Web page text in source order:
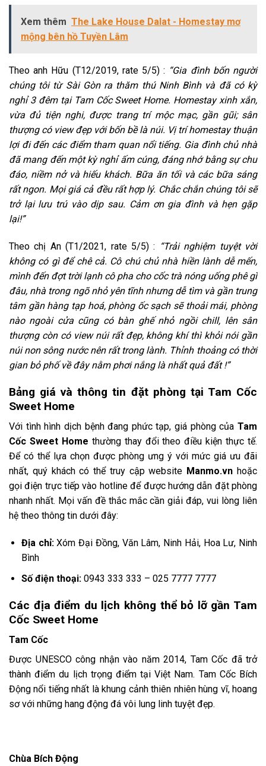
Xem thêm The Lake House Dalat - Homestay mơ
mộng bên hồ Tuyền Lâm
Theo anh Hữu (T12/2019, rate 5/5) : “Gia đình bốn người
chúng tôi từ Sài Gòn ra thăm thú Ninh Bình và đã có kỳ
nghỉ 3 đêm tại Tam Cốc Sweet Home. Homestay xinh xắn,
vừa đủ tiện nghi, được trang trí mộc mạc, gần gũi; sân
thượng có view đẹp với bốn bề là núi. Vị trí homestay thuận
lợi đi đến các điểm tham quan nổi tiếng. Gia đình chủ nhà
đã mang đến một kỳ nghỉ ấm cúng, đáng nhớ bằng sự chu
đáo, niềm nở và hiếu khách. Bữa ăn tối và các bữa sáng
rất ngon. Mọi giá cả đều rất hợp lý. Chắc chắn chúng tôi sẽ
trở lại lưu trú vào dịp sau. Cảm ơn gia đình và hẹn gặp
lại!”
Theo chị An (T1/2021, rate 5/5) :
“Trải nghiệm tuyệt vời
không có gì để chê cả. Cô chú chủ nhà hiền lành dễ mến,
mình đến đợt trời lạnh cô pha cho cốc trà nóng uống phê gì
đâu, nhà trong ngõ nhỏ yên tĩnh nhưng dễ tìm và gần trung
tâm gần hàng tạp hoá, phòng ốc sạch sẽ thoải mái, phòng
nào ngoài cửa cũng có bàn ghế nhỏ ngồi chill, lên sân
thượng còn có view núi rất đẹp, không khí thì khỏi nói gần
núi non sông nước nên rất trong lành. Thỉnh thoảng có thời
gian bỏ phố về đây nằm phơi nắng là nhất quả đất !”
Bảng giá và thông tin đặt phòng tại Tam Cốc
Sweet Home
Với tình hình dịch bệnh đang phức tạp, giá phòng của Tam
Cốc Sweet Home thường thay đổi theo điều kiện thực tế.
Để có thể lựa chọn được phòng ưng ý với mức giá ưu đãi
nhất, quý khách có thể truy cập website Manmo.vn hoặc
gọi điện trực tiếp vào hotline để được hướng dẫn đặt phòng
nhanh nhất. Mọi vấn đề thắc mắc cần giải đáp, vui lòng liên
hệ theo thông tin dưới đây:
Địa chỉ:Xóm Đại Đồng, Văn Lâm, Ninh Hải, Hoa Lư, Ninh
Bình
Số điện thoại: 0943 333 333 – 025 7777 7777
Các địa điểm du lịch không thể bỏ lỡ gần Tam
Cốc Sweet Home
Tam Cốc
Được UNESCO công nhận vào năm 2014, Tam Cốc đã trở
thành điểm du lịch trọng điểm tại Việt Nam. Tam Cốc Bích
Động nổi tiếng nhất là khung cảnh thiên nhiên hùng vĩ, hoang
sơ với những hang động đá vôi lung linh tuyệt đẹp.
Chùa Bích Động